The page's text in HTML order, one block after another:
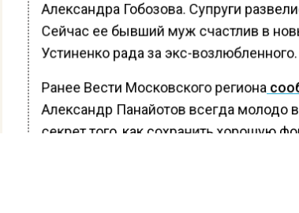
Александра Гобозова. Супруги
Сейчас ее бывший муж счастлив в
Устиненко рада за экс-возлюбленного.
Ранее Вести Московского региона
Александр Панайотов всегда молодо
секрет того, как сохранить хорошую